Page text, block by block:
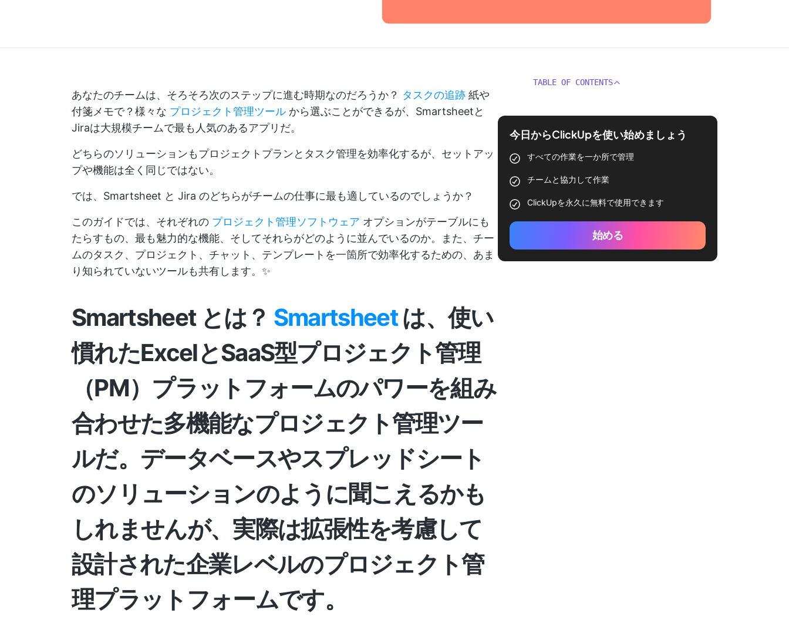
あなたのチームは、そろそろ次のステップに進む時期なのだろうか？ タスクの追跡 紙や
付箋メモで？様々な プロジェクト管理ツール から選ぶことができるが、Smartsheetと
Jiraは大規模チームで最も人気のあるアプリだ。
どちらのソリューションもプロジェクトプランとタスク管理を効率化するが、セットアッ
プや機能は全く同じではない。
では、Smartsheet と Jira のどちらがチームの仕事に最も適しているのでしょうか？
このガイドでは、それぞれの プロジェクト管理ソフトウェア オプションがテーブルにも
たらすもの、最も魅力的な機能、そしてそれらがどのように並んでいるのか。また、チー
ムのタスク、プロジェクト、チャット、テンプレートを一箇所で効率化するための、あま
り知られていないツールも共有します。✨
Smartsheet とは？ Smartsheetは、使い
慣れたExcelとSaaS型プロジェクト管理
（PM）プラットフォームのパワーを組み
合わせた多機能なプロジェクト管理ツー
ルだ。データベースやスプレッドシート
のソリューションのように聞こえるかも
しれませんが、実際は拡張性を考慮して
設計された企業レベルのプロジェクト管
理プラットフォームです。
TABLE OF CONTENTS
今日からClickUpを使い始めましょう
すべての作業を一か所で管理
チームと協力して作業
ClickUpを永久に無料で使用できます
始める